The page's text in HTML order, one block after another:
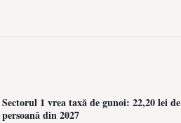
Sectorul 1 vrea taxă de gunoi: 22,20 lei de
persoană din 2027